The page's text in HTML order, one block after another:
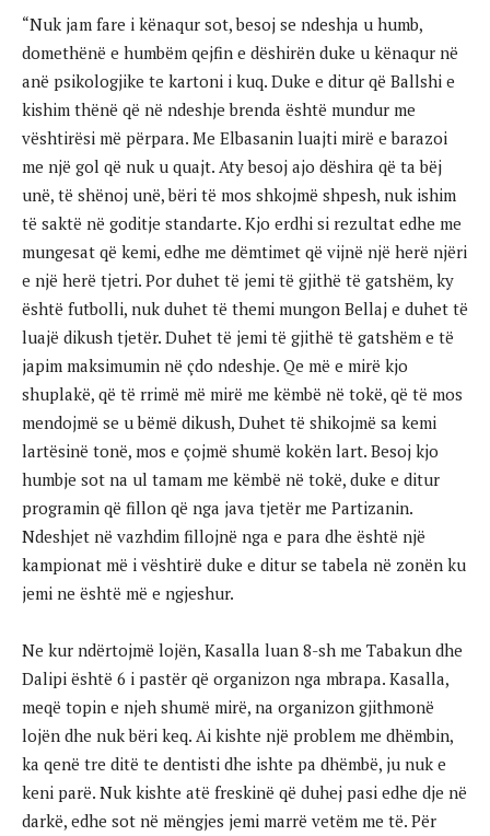
“Nuk jam fare i kënaqur sot, besoj se ndeshja u humb,
domethënë e humbëm qejfin e dëshirën duke u kënaqur në
anë psikologjike te kartoni i kuq. Duke e ditur që Ballshi e
kishim thënë që në ndeshje brenda është mundur me
vështirësi më përpara. Me Elbasanin luajti mirë e barazoi
me një gol që nuk u quajt. Aty besoj ajo dëshira që ta bëj
unë, të shënoj unë, bëri të mos shkojmë shpesh, nuk ishim
të saktë në goditje standarte. Kjo erdhi si rezultat edhe me
mungesat që kemi, edhe me dëmtimet që vijnë një herë njëri
e një herë tjetri. Por duhet të jemi të gjithë të gatshëm, ky
është futbolli, nuk duhet të themi mungon Bellaj e duhet të
luajë dikush tjetër. Duhet të jemi të gjithë të gatshëm e të
japim maksimumin në çdo ndeshje. Qe më e mirë kjo
shuplakë, që të rrimë më mirë me këmbë në tokë, që të mos
mendojmë se u bëmë dikush, Duhet të shikojmë sa kemi
lartësinë tonë, mos e çojmë shumë kokën lart. Besoj kjo
humbje sot na ul tamam me këmbë në tokë, duke e ditur
programin që fillon që nga java tjetër me Partizanin.
Ndeshjet në vazhdim fillojnë nga e para dhe është një
kampionat më i vështirë duke e ditur se tabela në zonën ku
jemi ne është më e ngjeshur.
Ne kur ndërtojmë lojën, Kasalla luan 8-sh me Tabakun dhe
Dalipi është 6 i pastër që organizon nga mbrapa. Kasalla,
meqë topin e njeh shumë mirë, na organizon gjithmonë
lojën dhe nuk bëri keq. Ai kishte një problem me dhëmbin,
ka qenë tre ditë te dentisti dhe ishte pa dhëmbë, ju nuk e
keni parë. Nuk kishte atë freskinë që duhej pasi edhe dje në
darkë, edhe sot në mëngjes jemi marrë vetëm me të. Për